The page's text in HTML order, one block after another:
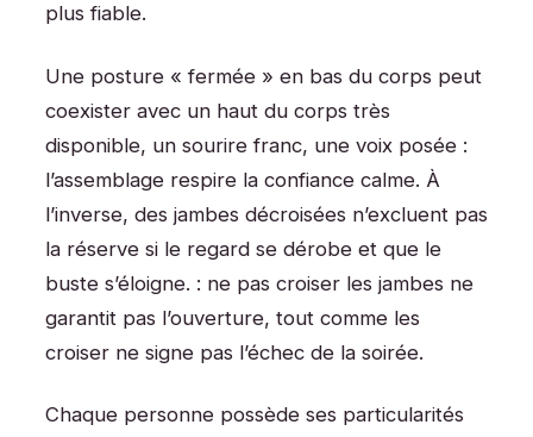
plus fiable.
Une posture « fermée » en bas du corps peut
coexister avec un haut du corps très
disponible, un sourire franc, une voix posée :
l’assemblage respire la confiance calme. À
l’inverse, des jambes décroisées n’excluent pas
la réserve si le regard se dérobe et que le
buste s’éloigne. : ne pas croiser les jambes ne
garantit pas l’ouverture, tout comme les
croiser ne signe pas l’échec de la soirée.
Chaque personne possède ses particularités